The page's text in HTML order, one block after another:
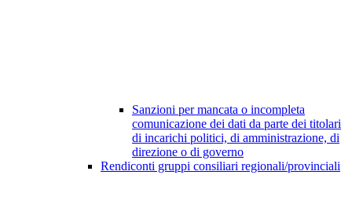
Sanzioni per mancata o incompleta
comunicazione dei dati da parte dei titolari
di incarichi politici, di amministrazione, di
direzione o di governo
Rendiconti gruppi consiliari regionali/provinciali